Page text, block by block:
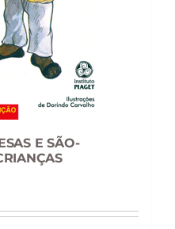
E SÃO-